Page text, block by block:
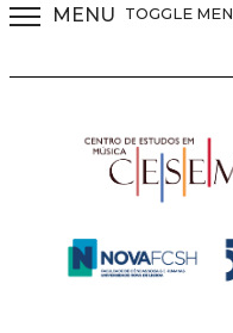
MENU TOGGLE